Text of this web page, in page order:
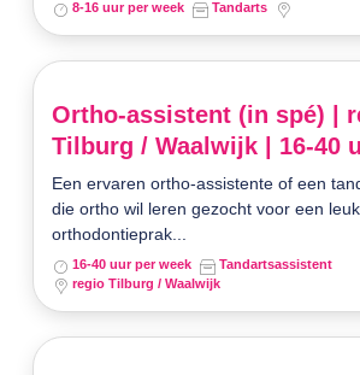
8-16 uur per week Tandarts
Ortho-assistent (in spé) |
Tilburg / Waalwijk | 16-40
Een ervaren ortho-assistente of een
die ortho wil leren gezocht voor een
orthodontieprak...
16-40 uur per week
Tandartsassistent
regio Tilburg / Waalwijk